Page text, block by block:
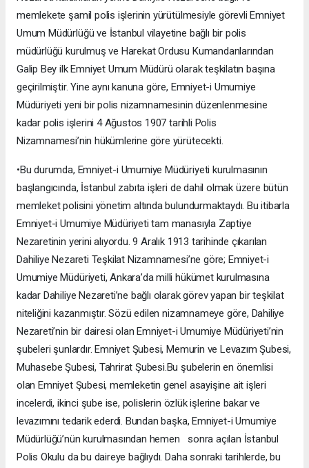
memlekete şamil polis işlerinin yürütülmesiyle görevli Emniyet
Umum Müdürlüğü ve İstanbul vilayetine bağlı bir polis
müdürlüğü kurulmuş ve Harekat Ordusu Kumandanlarından
Galip Bey ilk Emniyet Umum Müdürü olarak teşkilatın başına
geçirilmiştir. Yine aynı kanuna göre, Emniyet-i Umumiye
Müdüriyeti yeni bir polis nizamnamesinin düzenlenmesine
kadar polis işlerini 4 Ağustos 1907 tarihli Polis
Nizamnamesi’nin hükümlerine göre yürütecekti.
•Bu durumda, Emniyet-i Umumiye Müdüriyeti kurulmasının
başlangıcında, İstanbul zabıta işleri de dahil olmak üzere bütün
memleket polisini yönetim altında bulundurmaktaydı. Bu itibarla
Emniyet-i Umumiye Müdüriyeti tam manasıyla Zaptiye
Nezaretinin yerini alıyordu. 9 Aralık 1913 tarihinde çıkarılan
Dahiliye Nezareti Teşkilat Nizamnamesi’ne göre; Emniyet-i
Umumiye Müdüriyeti, Ankara’da milli hükümet kurulmasına
kadar Dahiliye Nezareti’ne bağlı olarak görev yapan bir teşkilat
niteliğini kazanmıştır. Sözü edilen nizamnameye göre, Dahiliye
Nezareti’nin bir dairesi olan Emniyet-i Umumiye Müdüriyeti’nin
şubeleri şunlardır. Emniyet Şubesi, Memurin ve Levazım Şubesi,
Muhasebe Şubesi, Tahrirat Şubesi.Bu şubelerin en önemlisi
olan Emniyet Şubesi, memleketin genel asayişine ait işleri
incelerdi, ikinci şube ise, polislerin özlük işlerine bakar ve
levazımını tedarik ederdi. Bundan başka, Emniyet-i Umumiye
Müdürlüğü’nün kurulmasından hemen sonra açılan İstanbul
Polis Okulu da bu daireye bağlıydı. Daha sonraki tarihlerde, bu